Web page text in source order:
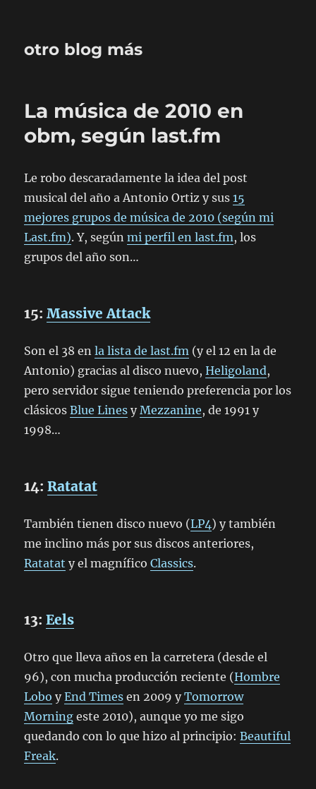
otro blog más
La música de 2010 en
obm, según last.fm
Le robo descaradamente la idea del post
musical del año a Antonio Ortiz y sus15
mejores grupos de música de 2010 (según mi
Last.fm). Y, segúnmi perfil en last.fm, los
grupos del año son…
15:Massive Attack
Son el 38 enla lista de last.fm (y el 12 en la de
Antonio) gracias al disco nuevo,Heligoland,
pero servidor sigue teniendo preferencia por los
clásicosBlue Lines yMezzanine, de 1991 y
1998…
14:Ratatat
También tienen disco nuevo (LP4) y también
me inclino más por sus discos anteriores,
Ratatat y el magníficoClassics.
13:Eels
Otro que lleva años en la carretera (desde el
96), con mucha producción reciente (Hombre
Lobo yEnd Times en 2009 yTomorrow
Morning este 2010), aunque yo me sigo
quedando con lo que hizo al principio:Beautiful
Freak.